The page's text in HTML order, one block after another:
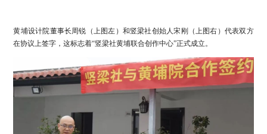
黄埔设计院董事长周锐（上图左）和竖梁社创始人宋刚（上图右）代表双方
在协议上签字，这标志着“竖梁社黄埔联合创作中心”正式成立。